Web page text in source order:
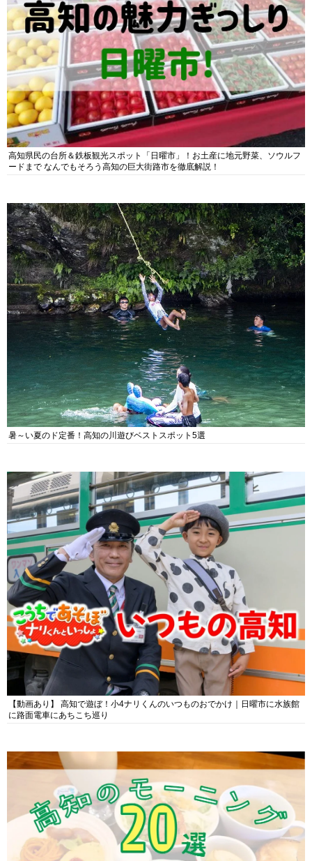
高知県民の台所＆鉄板観光スポット「日曜市」！お土産に地元野菜、ソウルフ
ードまで なんでもそろう高知の巨大街路市を徹底解説！
暑～い夏のド定番！高知の川遊びベストスポット5選
【動画あり】 高知で遊ぼ！小4ナリくんのいつものおでかけ｜日曜市に水族館
に路面電車にあちこち巡り